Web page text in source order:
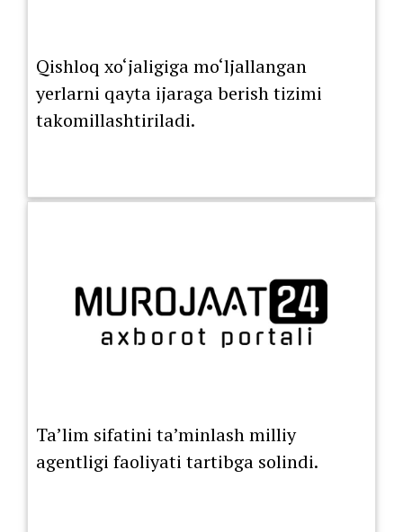
Qishloq xo‘jaligiga mo‘ljallangan
yerlarni qayta ijaraga berish tizimi
takomillashtiriladi.
Ta’lim sifatini ta’minlash milliy
agentligi faoliyati tartibga solindi.